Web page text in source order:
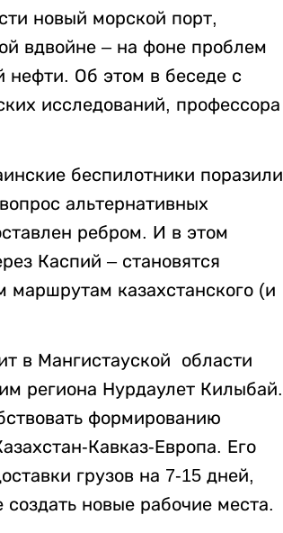
новый морской порт,
вдвойне – на фоне проблем
нефти. Об этом в беседе с
исследований, профессора
беспилотники поразили
альтернативных
ребром. И в этом
Каспий – становятся
маршрутам казахстанского (и
в Мангистауской области
региона Нурдаулет Килыбай.
формированию
Кавказ-Европа. Его
грузов на 7-15 дней,
новые рабочие места.